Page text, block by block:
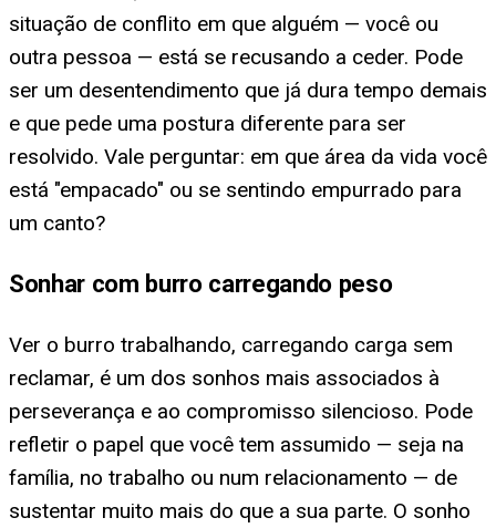
situação de conflito em que alguém — você ou
outra pessoa — está se recusando a ceder. Pode
ser um desentendimento que já dura tempo demais
e que pede uma postura diferente para ser
resolvido. Vale perguntar: em que área da vida você
está "empacado" ou se sentindo empurrado para
um canto?
Sonhar com burro carregando peso
Ver o burro trabalhando, carregando carga sem
reclamar, é um dos sonhos mais associados à
perseverança e ao compromisso silencioso. Pode
refletir o papel que você tem assumido — seja na
família, no trabalho ou num relacionamento — de
sustentar muito mais do que a sua parte. O sonho